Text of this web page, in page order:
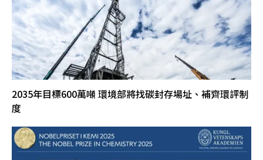
2035年目標600萬噸 環境部將找碳封存場址、補齊環評制
度